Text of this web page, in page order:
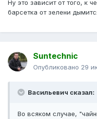
Ну это зависит от того, к
барсетка от зелени
Suntechnic
Опубликовано 29
Васильевич сказал:
Во всяком случае,